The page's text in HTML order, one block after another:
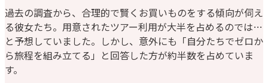
過去の調査から、合理的で賢くお買いものをする傾向が伺え
る彼女たち。用意されたツアー利用が大半を占めるのでは…
と予想していました。しかし、意外にも「自分たちでゼロか
ら旅程を組み立てる」と回答した方が約半数を占めていま
す。